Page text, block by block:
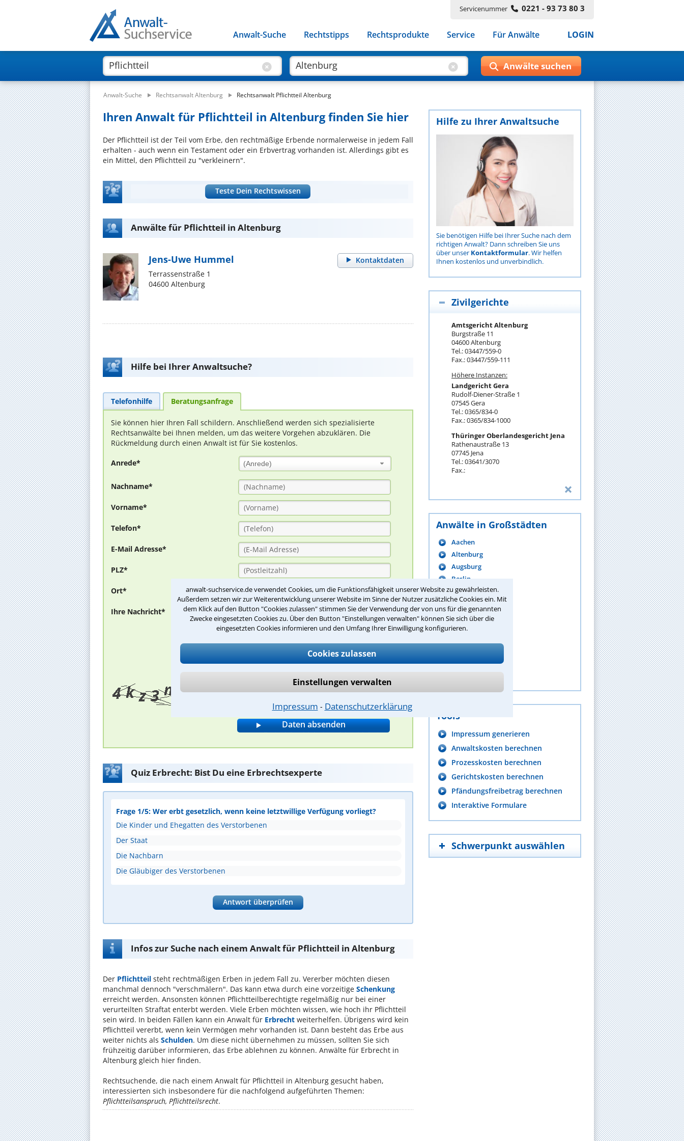
anwalt-suchservice.de verwendet Cookies, um die Funktionsfähigkeit unserer Website zu gewährleisten.
Außerdem setzen wir zur Weiterentwicklung unserer Website im Sinne der Nutzer zusätzliche Cookies ein. Mit
dem Klick auf den Button "Cookies zulassen" stimmen Sie der Verwendung der von uns für die genannten
Zwecke eingesetzten Cookies zu. Über den Button "Einstellungen verwalten" können Sie sich über die
eingesetzten Cookies informieren und den Umfang Ihrer Einwilligung konfigurieren.
Cookies zulassen
Einstellungen verwalten
Impressum ⁃ Datenschutzerklärung
Servicenummer 0221 - 93 73 80 3
Anwalt-Suche Rechtstipps Rechtsprodukte Service Für Anwälte LOGIN
Anwalt-Suche Rechtsanwalt Altenburg Rechtsanwalt Pflichtteil Altenburg
Ihren Anwalt für Pflichtteil in Altenburg finden Sie hier
Der Pflichtteil ist der Teil vom Erbe, den rechtmäßige Erbende normalerweise in jedem Fall
erhalten - auch wenn ein Testament oder ein Erbvertrag vorhanden ist. Allerdings gibt es
ein Mittel, den Pflichtteil zu "verkleinern".
Teste Dein Rechtswissen
Anwälte für Pflichtteil in Altenburg
Kontaktdaten
Jens-Uwe Hummel
Terrassenstraße 1
04600 Altenburg
Hilfe bei Ihrer Anwaltsuche?
Telefonhilfe Beratungsanfrage
Sie können hier Ihren Fall schildern. Anschließend werden sich spezialisierte
Rechtsanwälte bei Ihnen melden, um das weitere Vorgehen abzuklären. Die
Rückmeldung durch einen Anwalt ist für Sie kostenlos.
Anrede* (Anrede)
Nachname*
Vorname*
Telefon*
E-Mail Adresse*
PLZ*
Ort*
Ihre Nachricht*
Bitte Sicherheitscode eingeben.
Quiz Erbrecht: Bist Du eine Erbrechtsexperte
Frage 1/5: Wer erbt gesetzlich, wenn keine letztwillige Verfügung vorliegt?
Die Kinder und Ehegatten des Verstorbenen
Der Staat
Die Nachbarn
Die Gläubiger des Verstorbenen
Antwort überprüfen
Infos zur Suche nach einem Anwalt für Pflichtteil in Altenburg
Der Pflichtteil steht rechtmäßigen Erben in jedem Fall zu. Vererber möchten diesen
manchmal dennoch "verschmälern". Das kann etwa durch eine vorzeitige Schenkung
erreicht werden. Ansonsten können Pflichtteilberechtigte regelmäßig nur bei einer
verurteilten Straftat enterbt werden. Viele Erben möchten wissen, wie hoch ihr Pflichtteil
sein wird. In beiden Fällen kann ein Anwalt für Erbrecht weiterhelfen. Übrigens wird kein
Pflichtteil vererbt, wenn kein Vermögen mehr vorhanden ist. Dann besteht das Erbe aus
weiter nichts als Schulden. Um diese nicht übernehmen zu müssen, sollten Sie sich
frühzeitig darüber informieren, das Erbe ablehnen zu können. Anwälte für Erbrecht in
Altenburg gleich hier finden.
Rechtsuchende, die nach einem Anwalt für Pflichtteil in Altenburg gesucht haben,
interessierten sich insbesondere für die nachfolgend aufgeführten Themen:
Pflichtteilsanspruch, Pflichtteilsrecht.
Hilfe zu Ihrer Anwaltsuche
Sie benötigen Hilfe bei Ihrer Suche nach dem
richtigen Anwalt? Dann schreiben Sie uns
über unser Kontaktformular. Wir helfen
Ihnen kostenlos und unverbindlich.
Zivilgerichte
Amtsgericht Altenburg
Burgstraße 11
04600 Altenburg
Tel.: 03447/559-0
Fax.: 03447/559-111
Höhere Instanzen:
Landgericht Gera
Rudolf-Diener-Straße 1
07545 Gera
Tel.: 0365/834-0
Fax.: 0365/834-1000
Thüringer Oberlandesgericht Jena
Rathenaustraße 13
07745 Jena
Tel.: 03641/3070
Fax.:
Anwälte in Großstädten
Aachen
Altenburg
Augsburg
Berlin
Bielefeld
Bochum
Bonn
Braunschweig
Tools
Impressum generieren
Anwaltskosten berechnen
Prozesskosten berechnen
Gerichtskosten berechnen
Pfändungsfreibetrag berechnen
Interaktive Formulare
Schwerpunkt auswählen